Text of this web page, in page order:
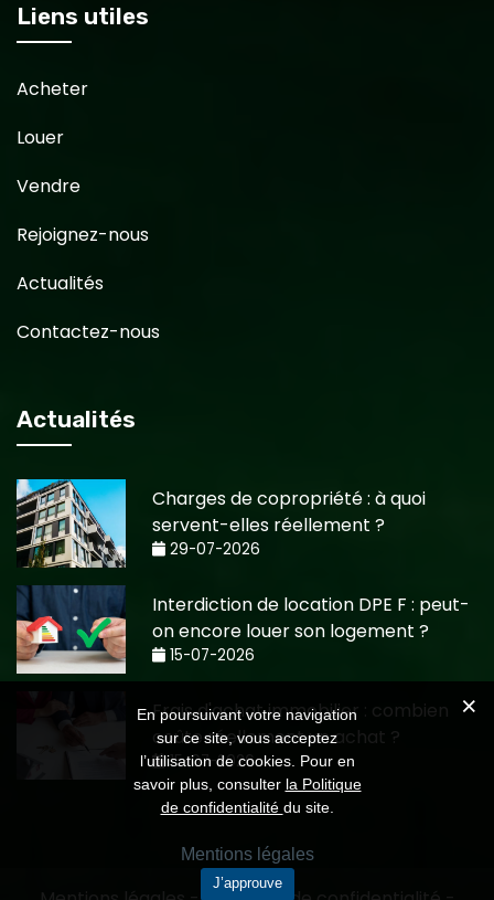
Liens utiles
Acheter
Louer
Vendre
Rejoignez-nous
Actualités
Contactez-nous
Actualités
Charges de copropriété : à quoi
servent-elles réellement ?
29-07-2026
Interdiction de location DPE F : peut-
on encore louer son logement ?
15-07-2026
Frais d'achat immobilier : combien
coûte réellement un achat ?
15-07-2026
En poursuivant votre navigation
sur ce site, vous acceptez
l’utilisation de cookies. Pour en
savoir plus, consulter la Politique
de confidentialité du site.
Mentions légales
J’approuve